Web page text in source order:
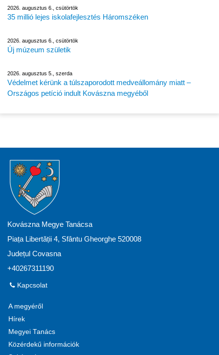
2026. augusztus 6., csütörtök
35 millió lejes iskolafejlesztés Háromszéken
2026. augusztus 6., csütörtök
Új múzeum születik
2026. augusztus 5., szerda
Védelmet kérünk a túlszaporodott medveállomány miatt –
Országos petíció indult Kovászna megyéből
Kovászna Megye Tanácsa
Piața Libertății 4, Sfântu Gheorghe 520008
Județul Covasna
+40267311190
Kapcsolat
A megyéről
Hírek
Megyei Tanács
Közérdekű információk